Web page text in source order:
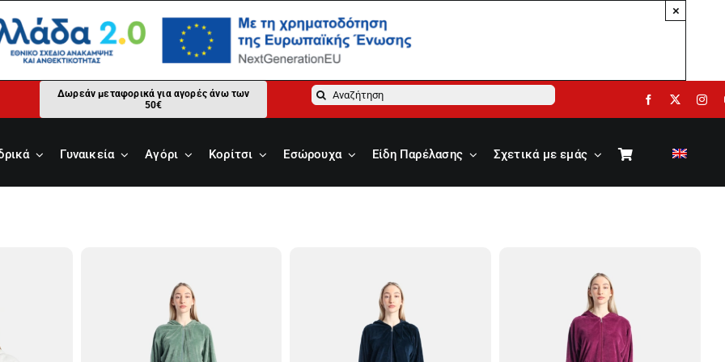
×
Δωρεάν μεταφορικά για αγορές άνω των
50€
Αναζήτηση
Γυναικεία Αγόρι Κορίτσι Εσώρουχα Είδη Παρέλασης Σχετικά με εμάς